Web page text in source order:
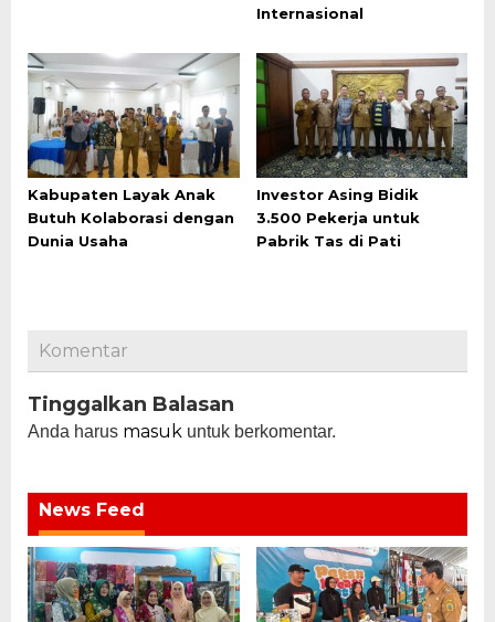
Internasional
Kabupaten Layak Anak
Butuh Kolaborasi dengan
Dunia Usaha
Investor Asing Bidik
3.500 Pekerja untuk
Pabrik Tas di Pati
Komentar
Tinggalkan Balasan
Anda harus masuk untuk berkomentar.
News Feed